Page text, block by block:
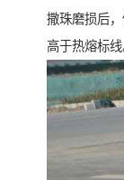
撒珠磨损后
高于热熔标线